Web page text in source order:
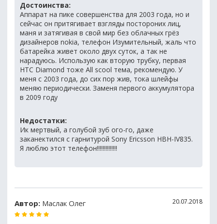
Достоинства:
Аппарат на пике совершенства для 2003 года, но и
сейчас он притягивает взгляды постороних лиц,
маня и затягивая в свой мир без облачных грёз
дизайнеров nokia, телефон Изумительный, жаль что
батарейка живет около двух суток, а так не
нарадуюсь. Использую как вторую трубку, первая
HTC Diamond тоже All scool тема, рекомендую. У
меня с 2003 года, до сих пор жив, тока шлейфы
меняю периодически. Заменя первого аккумулятора
в 2009 году
Недостатки:
Ик мертвый, а голубой зуб ого-го, даже
заканектился с гарнитурой Sony Ericsson HBH-IV835.
Я люблю этот телефон!!!!!!!!!!!!!!
Автор: Маслак Олег 20.07.2018